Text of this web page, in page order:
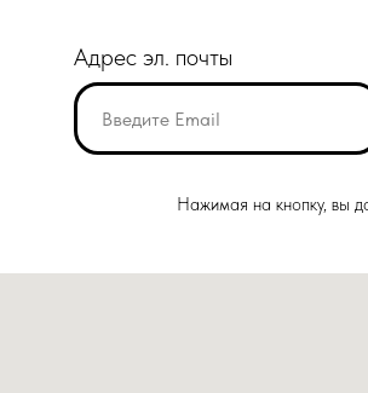
Адрес эл. почты
Нажимая на кнопку, вы